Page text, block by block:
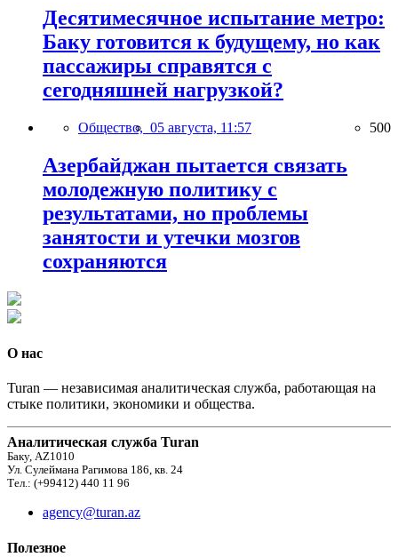
Десятимесячное испытание метро:
Баку готовится к будущему, но как
пассажиры справятся с
сегодняшней нагрузкой?
Общество, 05 августа, 11:57 500
Азербайджан пытается связать
молодежную политику с
результатами, но проблемы
занятости и утечки мозгов
сохраняются
О нас
Turan — независимая аналитическая служба, работающая на
стыке политики, экономики и общества.
Аналитическая служба Turan
Баку, AZ1010
Ул. Сулеймана Рагимова 186, кв. 24
Тел.: (+99412) 440 11 96
agency@turan.az
Полезное